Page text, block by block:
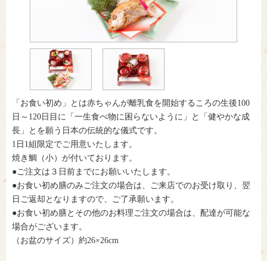
「お食い初め」とは赤ちゃんが離乳食を開始するころの生後100
日～120日目に「一生食べ物に困らないように」と「健やかな成
長」とを願う日本の伝統的な儀式です。
1日1組限定でご用意いたします。
焼き鯛（小）が付いております。
●ご注文は３日前までにお願いいたします。
●お食い初め膳のみご注文の場合は、ご来店でのお受け取り、翌
日ご返却となりますので、ご了承願います。
●お食い初め膳とその他のお料理ご注文の場合は、配達が可能な
場合がございます。
（お盆のサイズ）約26×26cm